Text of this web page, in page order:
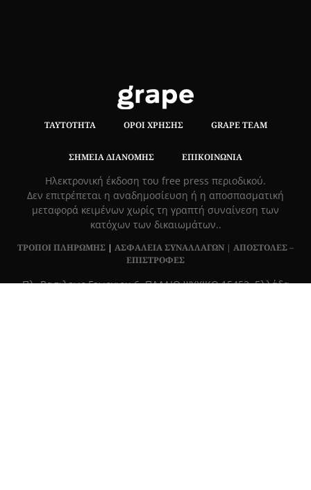
ΤΑΥΤΌΤΗΤΑ ΌΡΟΙ ΧΡΉΣΗΣ GRAPE TEAM
ΣΗΜΕΊΑ ΔΙΑΝΟΜΉΣ ΕΠΙΚΟΙΝΩΝΊΑ
Hλεκτρονική έκδοση του free press περιοδικού.
Δεν επιτρέπεται η αναδημοσίευση ή η αποσπασματική
μεταφορά κειμένων χωρίς τη γραπτή συναίνεση των
κατόχων των δικαιωμάτων..
ΤΡΟΠΟΙ ΠΛΗΡΩΜΗΣ | ΑΣΦΑΛΕΙΑ ΣΥΝΑΛΛΑΓΩΝ | ΑΠΟΣΤΟΛΕΣ –
ΕΠΙΣΤΡΟΦΕΣ
Πλ. Βασιλεως Γεωργιου 6, ΠΑΛΑΙΟ ΨΥΧΙΚΟ 15452, Ελλάδα